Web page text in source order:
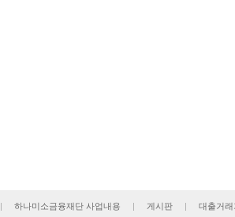
| 하나미소금융재단 사업내용 | 게시판 | 대출거